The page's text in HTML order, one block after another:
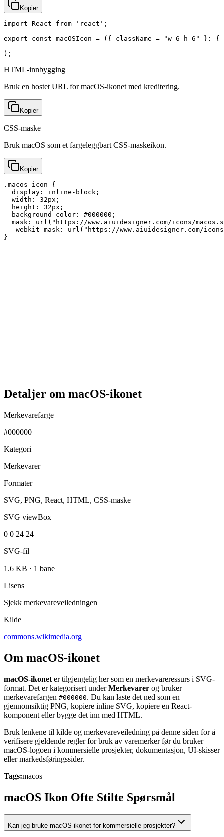
Kopier
import React from 'react';
export const macOSIcon = ({ className = "w-6 h-6" }:
);
HTML-innbygging
Bruk en hostet URL for macOS-ikonet med kreditering.
Kopier
CSS-maske
Bruk macOS som et fargeleggbart CSS-maskeikon.
Kopier
.macos-icon {
  display: inline-block;
  width: 32px;
  height: 32px;
  background-color: #000000;
mask: url("https://www.aiuidesigner.com/icons/
-webkit-mask: url("https://www.aiuidesigner.com/
}
Detaljer om macOS-ikonet
Merkevarefarge
#000000
Kategori
Merkevarer
Formater
SVG, PNG, React, HTML, CSS-maske
SVG viewBox
0 0 24 24
SVG-fil
1.6 KB · 1 bane
Lisens
Sjekk merkevareveiledningen
Kilde
commons.wikimedia.org
Om macOS-ikonet
macOS-ikonet er tilgjengelig her som en merkevareressurs i SVG-
format. Det er kategorisert underMerkevarer og bruker
merkevarefargen #000000. Du kan laste det ned som en
gjennomsiktig PNG, kopiere inline SVG, kopiere en React-
komponent eller bygge det inn med HTML.
Bruk lenkene til kilde og merkevareveiledning på denne siden for å
verifisere gjeldende regler for bruk av varemerker før du bruker
macOS-logoen i kommersielle prosjekter, dokumentasjon, UI-skisser
eller markedsføringssider.
Tags:macos
macOS Ikon Ofte Stilte Spørsmål
Kan jeg bruke macOS-ikonet for kommersielle prosjekter?